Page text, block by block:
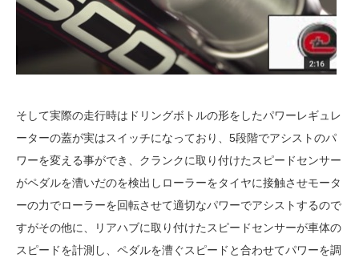
そして実際の走行時はドリングボトルの形をしたパワーレギュレ
ーターの蓋が実はスイッチになっており、5段階でアシストのパ
ワーを変える事ができ、クランクに取り付けたスピードセンサー
がペダルを漕いだのを検出しローラーをタイヤに接触させモータ
ーの力でローラーを回転させて適切なパワーでアシストするので
すがその他に、リアハブに取り付けたスピードセンサーが車体の
スピードを計測し、ペダルを漕ぐスピードと合わせてパワーを調